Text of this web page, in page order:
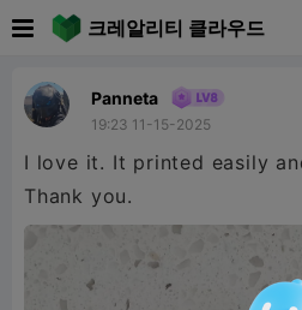
크레알리티 클라우드
Panneta
19:23 11-15-2025
I love it. It printed easily
Thank you.